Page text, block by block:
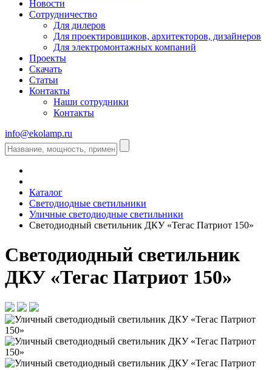
Новости
Сотрудничество
Для дилеров
Для проектировщиков, архитекторов, дизайнеров
Для электромонтажных компаний
Проекты
Скачать
Статьи
Контакты
Наши сотрудники
Контакты
info@ekolamp.ru
Каталог
Светодиодные светильники
Уличные светодиодные светильники
Светодиодный светильник ДКУ «Тегас Патриот 150»
Светодиодный светильник
ДКУ «Тегас Патриот 150»